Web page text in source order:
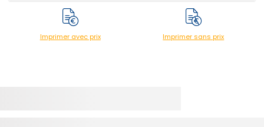
Imprimer avec prix Imprimer sans prix